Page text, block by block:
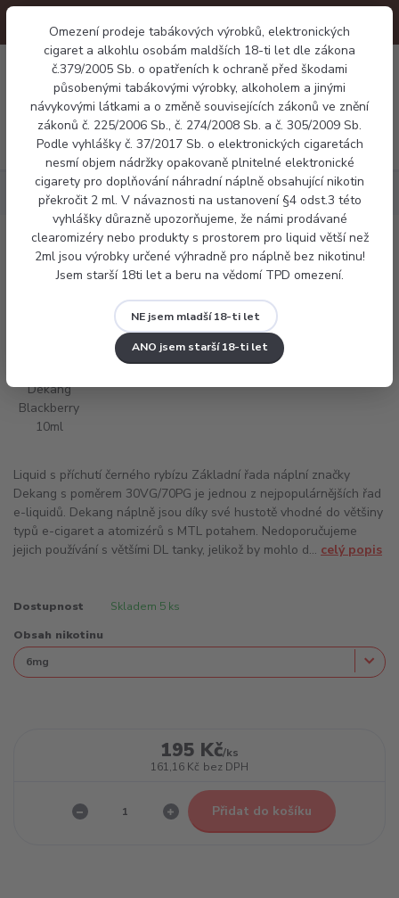
Omezení prodeje tabákových výrobků, elektronických
cigaret a alkohlu osobám maldších 18-ti let dle zákona
č.379/2005 Sb. o opatřeních k ochraně před škodami
působenými tabákovými výrobky, alkoholem a jinými
návykovými látkami a o změně souvisejících zákonů ve znění
zákonů č. 225/2006 Sb., č. 274/2008 Sb. a č. 305/2009 Sb.
Podle vyhlášky č. 37/2017 Sb. o elektronických cigaretách
nesmí objem nádržky opakovaně plnitelné elektronické
cigarety pro doplňování náhradní náplně obsahující nikotin
překročit 2 ml. V návaznosti na ustanovení §4 odst.3 této
vyhlášky důrazně upozorňujeme, že námi prodávané
clearomizéry nebo produkty s prostorem pro liquid větší než
2ml jsou výrobky určené výhradně pro náplně bez nikotinu!
Jsem starší 18ti let a beru na vědomí TPD omezení.
NE jsem mladší 18-ti let
ANO jsem starší 18-ti let
Menu
0 Kč
Náplně Ovocné E-liquid Dekang Blackberry 10ml
E-liquid Dekang Blackberry 10ml
Liquid s příchutí černého rybízu Základní řada náplní značky
Dekang s poměrem 30VG/70PG je jednou z nejpopulárnějších řad
e-liquidů. Dekang náplně jsou díky své hustotě vhodné do většiny
typů e-cigaret a atomizérů s MTL potahem. Nedoporučujeme
jejich používání s většími DL tanky, jelikož by mohlo d... celý popis
Dostupnost Skladem 5 ks
Obsah nikotinu
195 Kč/ks
161,16 Kč bez DPH
Přidat do košíku